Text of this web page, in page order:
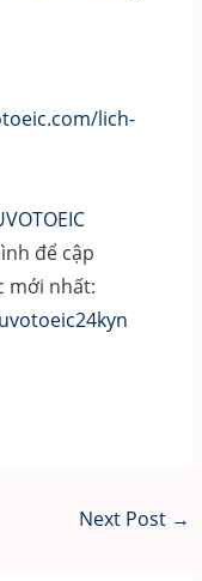
lich-
để cập
mới nhất:
Next Post →